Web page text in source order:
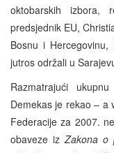
oktobarskih izbora,
predsjednik EU,
Bosnu i
jutros održali u
Razmatrajući
Demekas je rekao – a
Federacije za 2007.
obaveze iz Zakona o